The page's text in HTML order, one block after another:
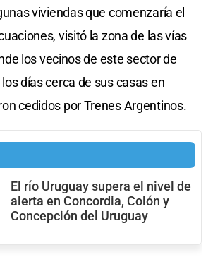
viviendas que comenzaría el
visitó la zona de las vías
los vecinos de este sector de
días cerca de sus casas en
cedidos por Trenes Argentinos.
El río Uruguay supera el nivel de
alerta en Concordia, Colón y
Concepción del Uruguay